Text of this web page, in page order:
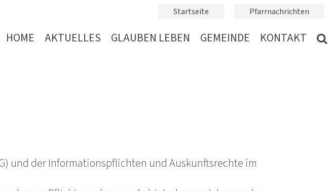
Startseite Pfarrnachrichten
HOME AKTUELLES GLAUBEN LEBEN GEMEINDE KONTAKT
und der Informationspflichten und Auskunftsrechte im